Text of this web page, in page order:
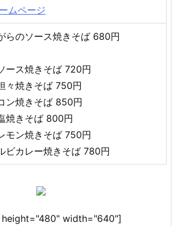
ムページ
らのソース焼きそば 680円
ース焼きそば 720円
々焼きそば 750円
ン焼きそば 850円
焼きそば 800円
モン焼きそば 750円
ビカレー焼きそば 780円
height="480" width="640"]